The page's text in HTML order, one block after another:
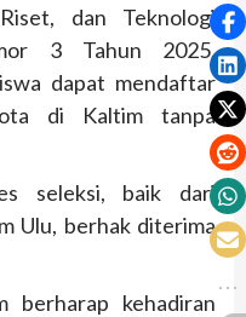
dan Teknologi
3 Tahun 2025.
dapat mendaftar
di Kaltim tanpa
seleksi, baik dari
Ulu, berhak diterima
berharap kehadiran